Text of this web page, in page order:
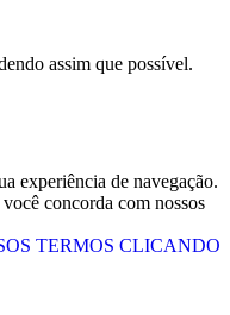
assim que possível.
experiência de navegação.
concorda com nossos
TERMOS CLICANDO